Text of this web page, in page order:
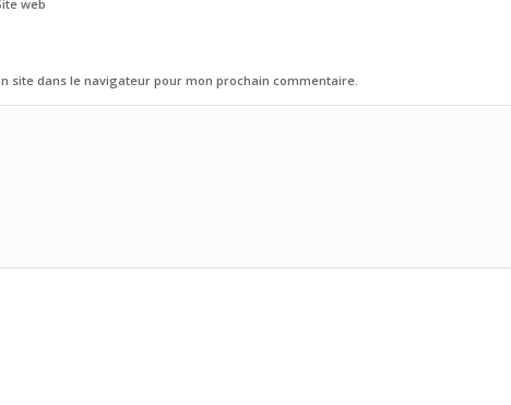
web
site dans le navigateur pour mon prochain commentaire.